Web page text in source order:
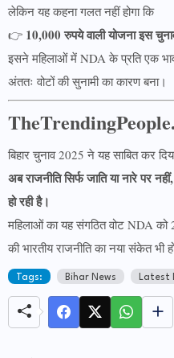
लेकिन यह कहना गलत नहीं होगा कि
👉 10,000 रुपये वाली योजना इस
इसने महिलाओं में NDA के प्रति एक
अंततः वोटों की सुनामी का कारण बना।
बिहार चुनाव 2025 ने यह साबित कर
अब राजनीति सिर्फ जाति या नारे पर
हो रही है।
महिलाओं का यह संगठित वोट NDA
की भारतीय राजनीति का नया संकेत भी
Tags: Bihar News Latest